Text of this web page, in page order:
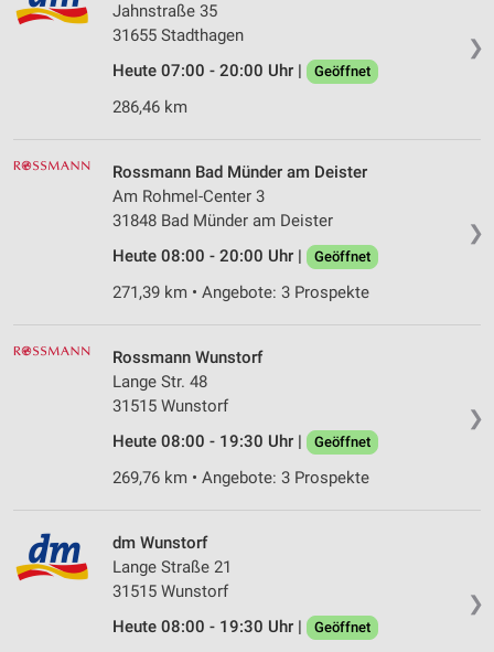
❯
Jahnstraße 35
31655 Stadthagen
Heute 07:00 - 20:00 Uhr |
Geöffnet
286,46 km
❯
Rossmann Bad Münder am Deister
Am Rohmel-Center 3
31848 Bad Münder am Deister
Heute 08:00 - 20:00 Uhr |
Geöffnet
271,39 km • Angebote: 3 Prospekte
❯
Rossmann Wunstorf
Lange Str. 48
31515 Wunstorf
Heute 08:00 - 19:30 Uhr |
Geöffnet
269,76 km • Angebote: 3 Prospekte
❯
dm Wunstorf
Lange Straße 21
31515 Wunstorf
Heute 08:00 - 19:30 Uhr |
Geöffnet